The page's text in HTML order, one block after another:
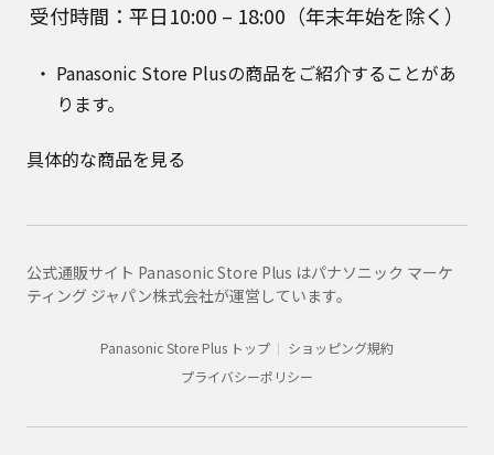
受付時間：平日10:00 – 18:00（年末年始を除く）
Panasonic Store Plusの商品をご紹介することがあ
ります。
具体的な商品を見る
公式通販サイト Panasonic Store Plus はパナソニック マーケ
ティング ジャパン株式会社が運営しています。
Panasonic Store Plus トップ
ショッピング規約
プライバシーポリシー